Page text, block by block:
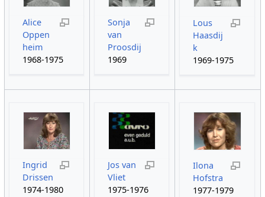
Alice
Oppen
heim
1968-1975
Sonja
van
Proosdij
1969
Lous
Haasdij
k
1969-1975
Ingrid
Drissen
1974-1980
Jos van
Vliet
1975-1976
Ilona
Hofstra
1977-1979